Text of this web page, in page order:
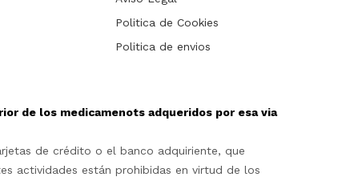
Politica de Cookies
Politica de envios
de los medicamenots adqueridos por esa via
de crédito o el banco adquiriente, que
actividades están prohibidas en virtud de los